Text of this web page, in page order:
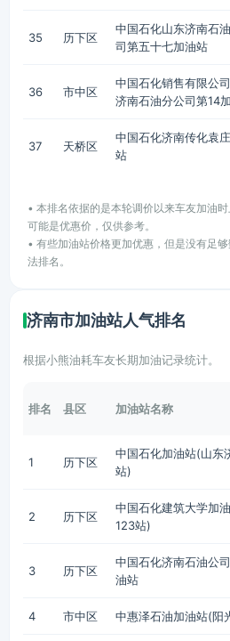
35 历下区
中国石化山东济南石
司第五十七加油站
36 市中区
中国石化销售有限公
济南石油分公司第14
37 天桥区
中国石化济南传化袁
站
• 本排名依据的是本轮调价以来车友加油
可能是优惠价，仅供参考。
• 有些加油站价格更加优惠，但是没有足
法排名。
济南市加油站人气排名
根据小熊油耗车友长期加油记录统计。
排名 县区 加油站名称
1 历下区
中国石化加油站(山东
站)
2 历下区
中国石化建筑大学加
123站)
3 历下区
中国石化济南石油公
油站
4 市中区 中惠泽石油加油站(阳